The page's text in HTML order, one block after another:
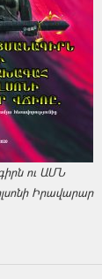
ու ԱՄՆ
Իրավարար